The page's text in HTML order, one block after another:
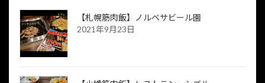
【札幌筋肉飯】ノルベサビール園
2021年9月23日